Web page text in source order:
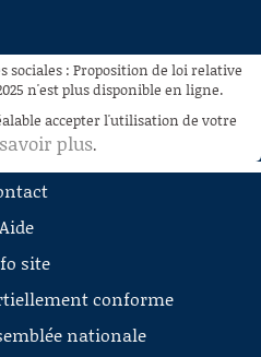
sociales : Proposition de loi relative
n'est plus disponible en ligne.
accepter l'utilisation de votre
plus.
Aide
site
conforme
nationale